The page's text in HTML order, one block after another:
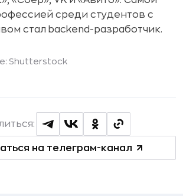
среди студентов с
стал backend-разработчик.
Shutterstock
на телеграм-канал